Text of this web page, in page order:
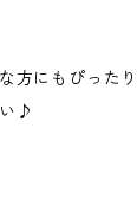
方にもぴった
♪